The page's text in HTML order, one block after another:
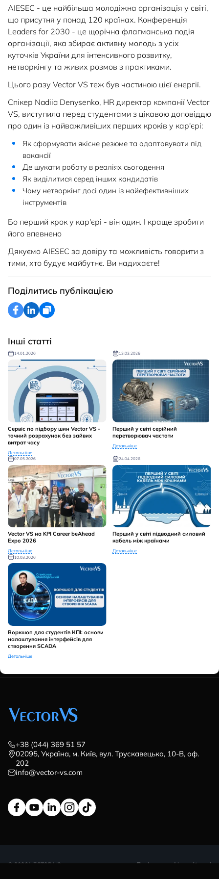
НОВИНИ
КОНТАКТИ
СИСТЕМИ ШИНОПРОВОДІВ ТА СТРУМОПРОВОДІВ
AIESEC - це найбільша молодіжна організація у світі,
що присутня у понад 120 країнах. Конференція
Leaders for 2030 - це щорічна флагманська подія
організації, яка збирає активну молодь з усіх
куточків України для інтенсивного розвитку,
нетворкінгу та живих розмов з практиками.
Цього разу Vector VS теж був частиною цієї енергії.
Спікер Nadiia Denysenko, HR директор компанії Vector
VS, виступила перед студентами з цікавою доповіддю
про один із найважливіших перших кроків у кар'єрі:
Як сформувати якісне резюме та адаптовувати під
вакансії
Де шукати роботу в реаліях сьогодення
Як виділитися серед інших кандидатів
Чому нетворкінг досі один із найефективніших
інструментів
Бо перший крок у кар'єрі - він один. І краще зробити
його впевнено
Дякуємо AIESEC за довіру та можливість говорити з
тими, хто будує майбутнє. Ви надихаєте!
Поділитись публікацією
Інші статті
14.01.2026
Сервіс по підбору шин Vector VS -
точний розрахунок без зайвих
витрат часу
Детальніше
13.03.2026
Перший у світі серійний
перетворювач частоти
Детальніше
07.05.2026
Vector VS на KPI Career beAhead
Expo 2026
Детальніше
24.04.2026
Перший у світі підводний силовий
кабель між країнами
Детальніше
10.03.2026
Воркшоп для студентів КПІ: основи
налаштування інтерфейсів для
створення SCADA
Детальніше
+38 (044) 369 51 57
02095, Україна, м. Київ, вул. Трускавецька, 10-В, оф.
202
info@vector-vs.com
© 2026 VECTOR VS Політика конфіденційності